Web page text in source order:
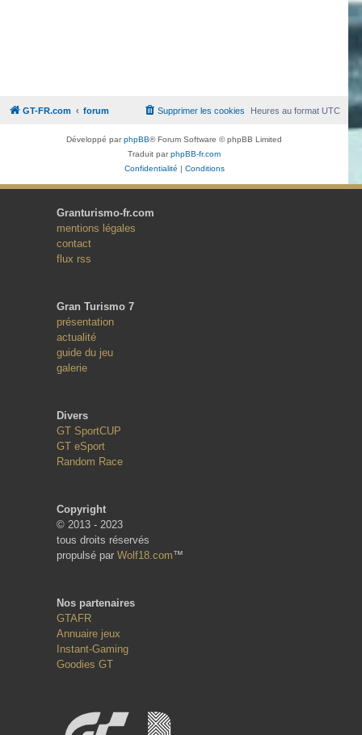
GT-FR.com forum Heures au formatUTC
Supprimer les cookies
Développé parphpBB® Forum Software © phpBB Limited
Traduit parphpBB-fr.com
Confidentialité | Conditions
Granturismo-fr.com
mentions légales
contact
flux rss
Gran Turismo 7
présentation
actualité
guide du jeu
galerie
Divers
GT SportCUP
GT eSport
Random Race
Copyright
© 2013 - 2023
tous droits réservés
propulsé par Wolf18.com™
Nos partenaires
GTAFR
Annuaire jeux
Instant-Gaming
Goodies GT